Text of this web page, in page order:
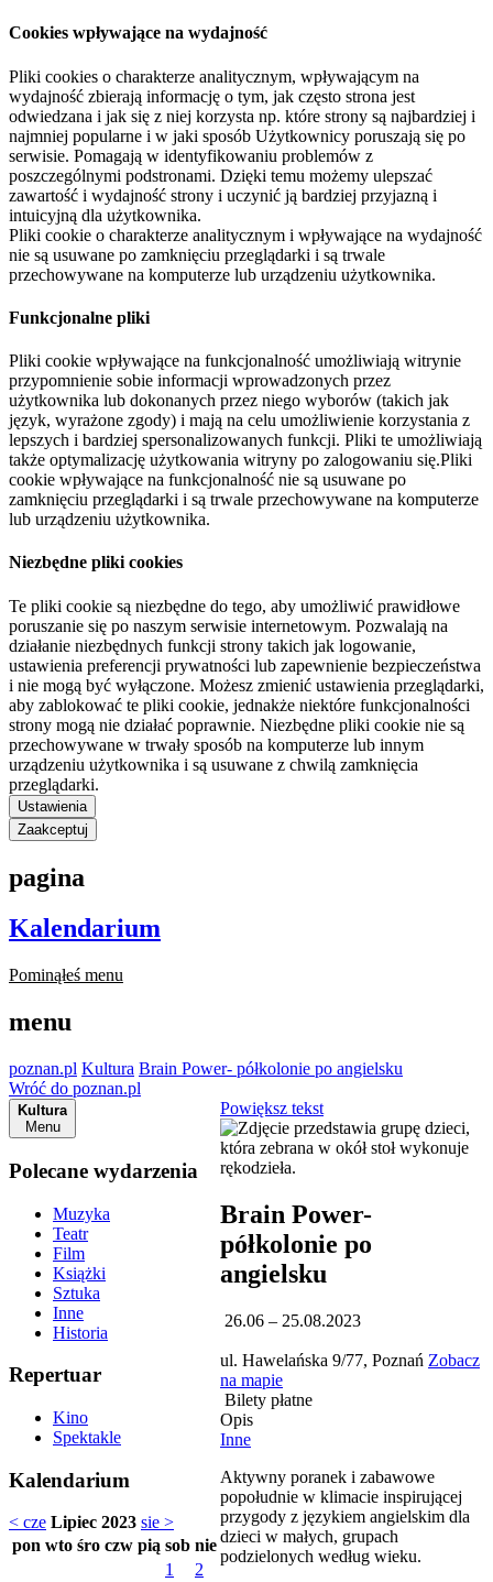
Cookies wpływające na wydajność
Pliki cookies o charakterze analitycznym, wpływającym na
wydajność zbierają informację o tym, jak często strona jest
odwiedzana i jak się z niej korzysta np. które strony są najbardziej i
najmniej popularne i w jaki sposób Użytkownicy poruszają się po
serwisie. Pomagają w identyfikowaniu problemów z
poszczególnymi podstronami. Dzięki temu możemy ulepszać
zawartość i wydajność strony i uczynić ją bardziej przyjazną i
intuicyjną dla użytkownika.
Pliki cookie o charakterze analitycznym i wpływające na wydajność
nie są usuwane po zamknięciu przeglądarki i są trwale
przechowywane na komputerze lub urządzeniu użytkownika.
Funkcjonalne pliki
Pliki cookie wpływające na funkcjonalność umożliwiają witrynie
przypomnienie sobie informacji wprowadzonych przez
użytkownika lub dokonanych przez niego wyborów (takich jak
język, wyrażone zgody) i mają na celu umożliwienie korzystania z
lepszych i bardziej spersonalizowanych funkcji. Pliki te umożliwiają
także optymalizację użytkowania witryny po zalogowaniu się.Pliki
cookie wpływające na funkcjonalność nie są usuwane po
zamknięciu przeglądarki i są trwale przechowywane na komputerze
lub urządzeniu użytkownika.
Niezbędne pliki cookies
Te pliki cookie są niezbędne do tego, aby umożliwić prawidłowe
poruszanie się po naszym serwisie internetowym. Pozwalają na
działanie niezbędnych funkcji strony takich jak logowanie,
ustawienia preferencji prywatności lub zapewnienie bezpieczeństwa
i nie mogą być wyłączone. Możesz zmienić ustawienia przeglądarki,
aby zablokować te pliki cookie, jednakże niektóre funkcjonalności
strony mogą nie działać poprawnie. Niezbędne pliki cookie nie są
przechowywane w trwały sposób na komputerze lub innym
urządzeniu użytkownika i są usuwane z chwilą zamknięcia
przeglądarki.
Ustawienia
Zaakceptuj
pagina
Kalendarium
Pominąłeś menu
menu
poznan.pl Kultura Brain Power- półkolonie po angielsku
Wróć do poznan.pl
Kultura
Menu
Polecane wydarzenia
Muzyka
Teatr
Film
Książki
Sztuka
Inne
Historia
Repertuar
Kino
Spektakle
Kalendarium
< cze Lipiec 2023 sie >
pon wto śro czw pią sob nie
1
2
Powiększ tekst
Brain Power-
półkolonie po
angielsku
26.06 – 25.08.2023
ul. Hawelańska 9/77, Poznań Zobacz
na mapie
Bilety płatne
Opis
Inne
Aktywny poranek i zabawowe
popołudnie w klimacie inspirującej
przygody z językiem angielskim dla
dzieci w małych, grupach
podzielonych według wieku.